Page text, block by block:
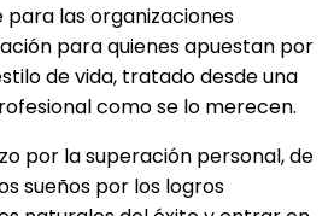
para las organizaciones
para quienes apuestan por
de vida, tratado desde una
como se lo merecen.
por la superación personal, de
sueños por los logros